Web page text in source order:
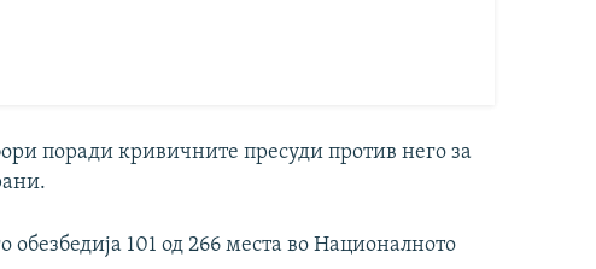
поради кривичните пресуди против него за
обезбедија 101 од 266 места во Националното